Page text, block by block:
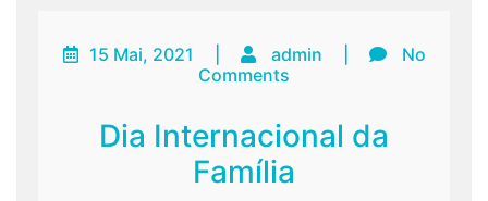
15 Mai, 2021 admin
No
Comments
Dia Internacional da
Família